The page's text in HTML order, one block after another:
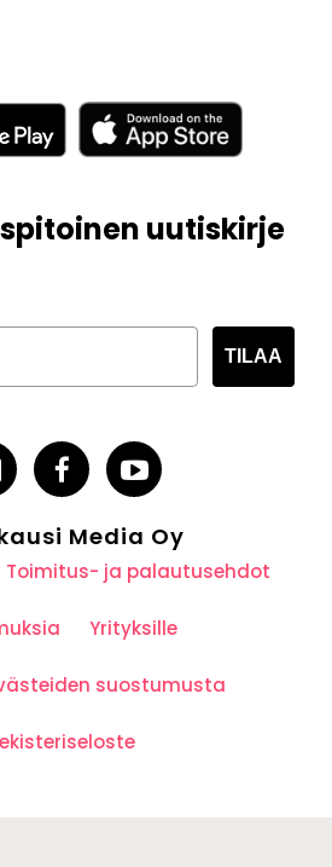
uutiskirje
TILAA
Media Oy
Toimitus- ja palautusehdot
Yrityksille
suostumusta